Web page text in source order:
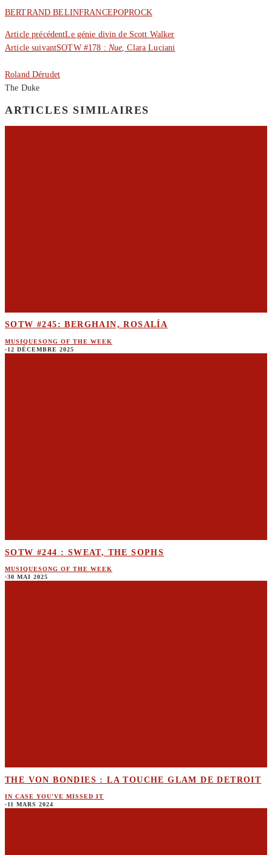
BERTRAND BELINFRANCEPOPROCK
Article précédentLe génie divin de Scott Walker
Article suivantSOTW #178 : Nue , Clara Luciani
Roland Dérudet
The Duke
ARTICLES SIMILAIRES
SOTW #245: BERGHAIN, ROSALÍA
MUSIQUESONG OF THE WEEK
·12 DÉCEMBRE 2025
SOTW #244 : SWEAT, THE SOPHS
MUSIQUESONG OF THE WEEK
·30 MAI 2025
THE VON BONDIES : LA TOUCHE GLAM DE DETROIT
IN CASE YOU'VE MISSED IT
·11 MARS 2024